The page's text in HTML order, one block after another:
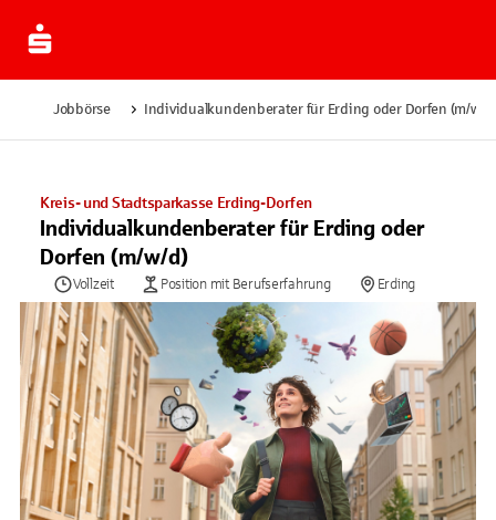
Jobbörse Individualkundenberater für Erding oder Dorfen (m/w/d)
Kreis- und Stadtsparkasse Erding-Dorfen
Individualkundenberater für Erding oder
Dorfen (m/w/d)
Vollzeit Position mit Berufserfahrung Erding